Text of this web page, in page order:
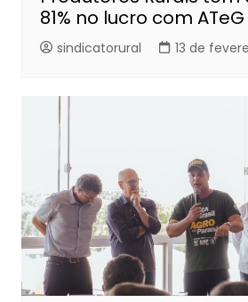
81% no lucro com ATeG
sindicatorural 13 de